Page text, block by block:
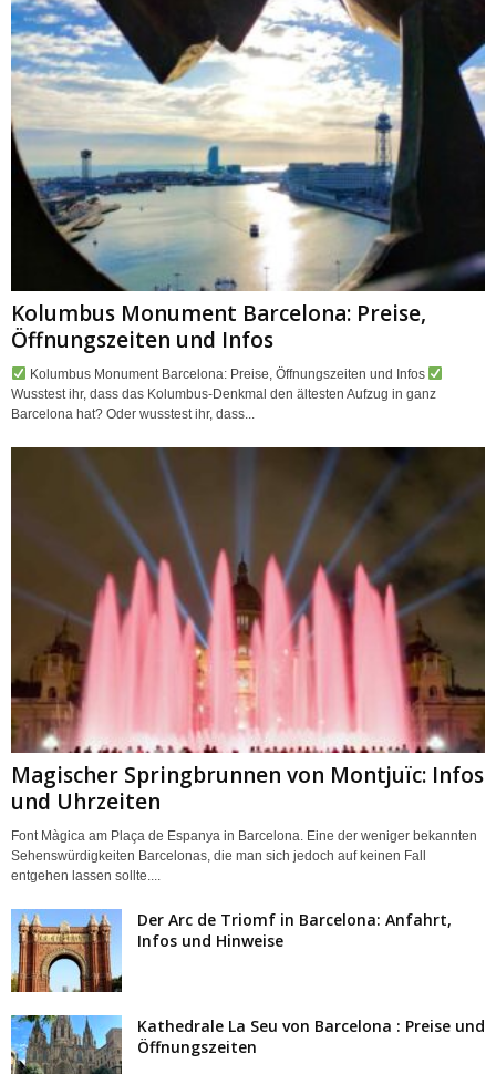
Kolumbus Monument Barcelona: Preise,
Öffnungszeiten und Infos
Kolumbus Monument Barcelona: Preise, Öffnungszeiten und Infos
Wusstest ihr, dass das Kolumbus-Denkmal den ältesten Aufzug in ganz
Barcelona hat? Oder wusstest ihr, dass...
Magischer Springbrunnen von Montjuïc: Infos
und Uhrzeiten
Font Màgica am Plaça de Espanya in Barcelona. Eine der weniger bekannten
Sehenswürdigkeiten Barcelonas, die man sich jedoch auf keinen Fall
entgehen lassen sollte....
Der Arc de Triomf in Barcelona: Anfahrt,
Infos und Hinweise
Kathedrale La Seu von Barcelona : Preise und
Öffnungszeiten